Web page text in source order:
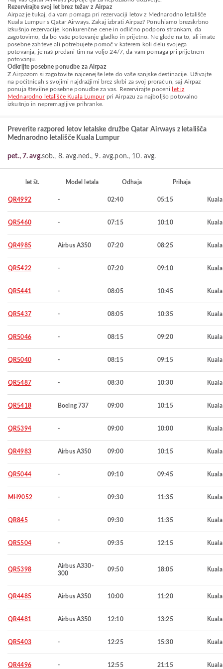
Rezervirajte svoj let brez težav z Airpaz
Airpaz je tukaj, da vam pomaga pri rezervaciji letov z Mednarodno letališče
Kuala Lumpur s Qatar Airways. Zakaj izbrati Airpaz? Ponuhiamo brezskrbno
izkušnjo rezervacije, konkurenčne cene in odlično podporo strankam, da
zagotovimo, da bo vaše potovanje gladko in prijetno. Ne glede na to, ali imate
posebne zahteve ali potrebujete pomoč v katerem koli delu svojega
potovanja, je naš predani tim na voljo 24/7, da vam pomaga pri prijetnem
potovanju.
Odkrijte posebne ponudbe za Airpaz
Z Airpazom si zagotovite najcenejše lete do vaše sanjske destinacije. Uživajte
na počitnicah s svojimi najdražjimi brez skrbi za svoj proračun, saj Airpaz
ponuja številne posebne ponudbe za vas. Rezervirajte poceni
let iz
Mednarodno letališče Kuala Lumpurpri Airpazu za najboljšo potovalno
izkušnjo in nepremagljive prihranke.
Preverite razpored letov letalske družbe Qatar Airways z letališča
Mednarodno letališče Kuala Lumpur
pet., 7. avg.sob., 8. avg.ned., 9. avg.pon., 10. avg.
let št. Model letala Odhaja Prihaja
QR4992 - 02:40 05:15
QR5460 - 07:15 10:10
QR4985 Airbus A350 07:20 08:25
QR5422 - 07:20 09:10
QR5441 - 08:05 10:45
QR5437 - 08:05 10:35
QR5046 - 08:15 09:20
QR5040 - 08:15 09:15
QR5487 - 08:30 10:30
QR5418 Boeing 737 09:00 10:15
QR5394 - 09:00 10:00
QR4983 Airbus A350 09:00 10:15
QR5044 - 09:10 09:45
MH9052 - 09:30 11:35
QR845 - 09:30 11:35
QR5504 - 09:35 12:15
QR5398
Airbus A330-
300
09:50 18:05
QR4485 Airbus A350 10:00 11:20
QR4481 Airbus A350 12:10 13:25
QR5403 - 12:25 15:30
QR4496 - 12:55 21:15